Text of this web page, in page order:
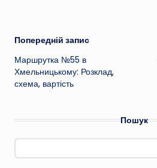
Навігація
по
запису
Попередній запис
Маршрутка №55 в
Хмельницькому: Розклад,
схема, вартість
Пошук